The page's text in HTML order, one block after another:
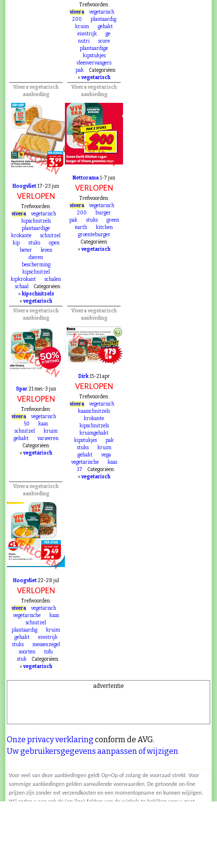
Trefwoorden:
vivera
vegetarisch
200
plantaardig
kruim
gehakt
eiwitrijk
ge
nutri
score
plantaardige
kipstukjes
vleesvervangers
pak
Categoriëen:
»vegetarisch
Vivera vegetarisch
aanbieding
VERLOPEN
Hoogvliet17-23 jun
VERLOPEN
Trefwoorden:
vivera
vegetarisch
kipschnitzels
plantaardige
krokante
schnitzel
kip
stuks
open
beter
leven
dieren
bescherming
kipschnitzel
kipkrokant
schalen
schaal
Categoriëen:
» kipschnitzels
»vegetarisch
Vivera vegetarisch
aanbieding
VERLOPEN
Nettorama1-7 jun
VERLOPEN
Trefwoorden:
vivera
vegetarisch
200
burger
pak
stuks
green
earth
kitchen
groenteburger
Categoriëen:
»vegetarisch
Vivera vegetarisch
aanbieding
VERLOPEN
Spar21 mei-3 jun
VERLOPEN
Trefwoorden:
vivera
vegetarisch
50
kaas
schnitzel
kruim
gehakt
varieeren
Categoriëen:
»vegetarisch
Vivera vegetarisch
aanbieding
VERLOPEN
Dirk15-21 apr
VERLOPEN
Trefwoorden:
vivera
vegetarisch
kaasschnitzels
krokante
kipschnitzels
kruimgehakt
kipstukjes
pak
stuks
kruim
gehakt
vega
vegetarische
kaas
17
Categoriëen:
»vegetarisch
Vivera vegetarisch
aanbieding
VERLOPEN
Hoogvliet22-28 jul
VERLOPEN
Trefwoorden:
vivera
vegetarisch
vegetarische
kaas
schnitzel
plantaardig
kruim
gehakt
eiwitrijk
stuks
messenzegel
soorten
tofu
stuk
Categoriëen:
»vegetarisch
advertentie
Onze privacy verklaring conform de AVG.
Uw gebruikersgegevens aanpassen of wijzigen
Voor veel van deze aanbiedingen geldt Op=Op of zolang de voorraad strekt. Voor
sommige aanbiedingen gelden aanvullende voorwaarden. De getoonde on-line
prijzen zijn zonder evt verzendkosten en een momentopname en kunnen wijzigen.
Wij raden u aan ook de (on-line) folders van de winkels te bekijken voor u gaat